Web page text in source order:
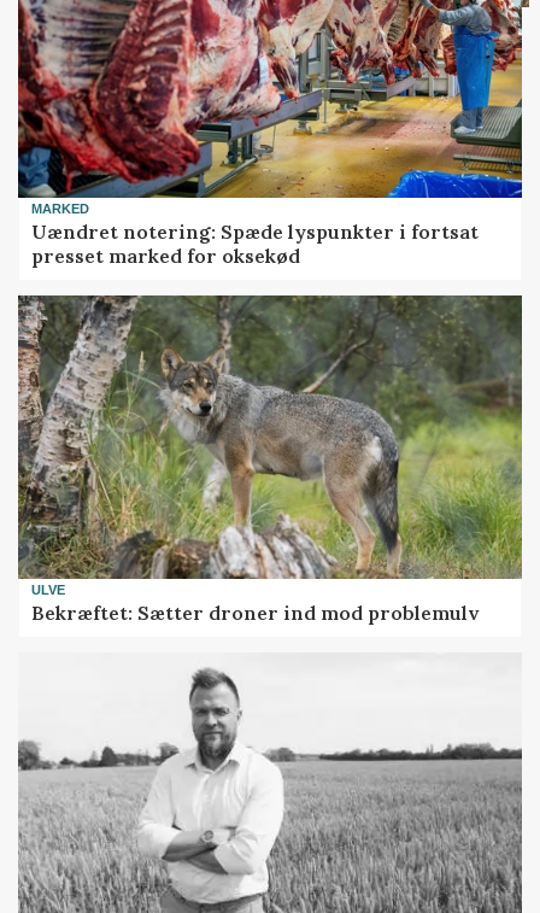
MARKED
Uændret notering: Spæde lyspunkter i fortsat
presset marked for oksekød
ULVE
Bekræftet: Sætter droner ind mod problemulv